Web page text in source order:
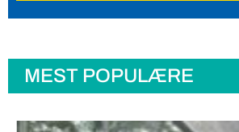
MEST POPULÆRE